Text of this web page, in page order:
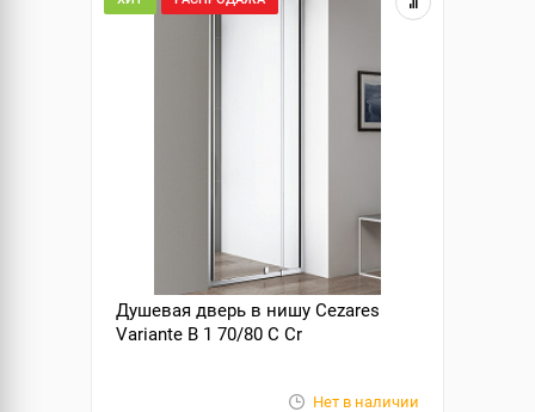
Душевая дверь в нишу Cezares
Variante B 1 70/80 C Cr
Нет в наличии